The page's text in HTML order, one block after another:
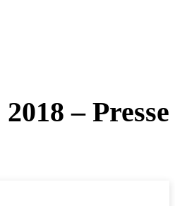
– Presse